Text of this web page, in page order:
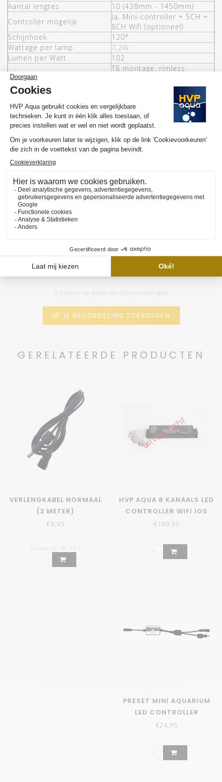
Aantal lengtes
10 (438mm - 1450mm)
Controller mogelijk
Ja, Mini-controller + 5CH +
8CH Wifi (optioneel)
Schijnhoek
120°
Wattage per lamp
7,2W
Lumen per Watt
102
Opties
T8 montage, rimless
MEER INFORMATIE HVP AQUA RETROLINE
Wil je graag meer weten over de werking en de aanschaf van de
HVP aqua RetroLine? Wij hebben meerdere YouTube video's om
de selectie van jouw ideale lamp en/of set en de werking van
onze website beschikbaar gemaakt op
Abonneer je op ons kanaal en door op het "belletje" te klikken
ontvang je automatisch meldingen als wij een nieuwe video
uploaden.
RetroLINE 550MM Starter Pack aquarium
LED
0 sterren op basis van 0 beoordelingen
JE BEOORDELING TOEVOEGEN
GERELATEERDE PRODUCTEN
VERLENGKABEL NORMAAL
(2 METER)
€8,95
Stukprijs: €6,95 /
HVP AQUA 8 KANAALS LED
CONTROLLER WIFI IOS
ANDROID
€189,95
PRESET MINI AQUARIUM
LED CONTROLLER
€24,95